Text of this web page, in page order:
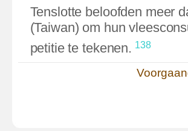
Tenslotte beloofden meer
(Taiwan) om hun
petitie te tekenen. 138